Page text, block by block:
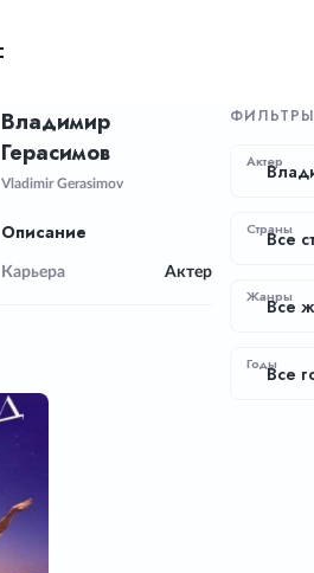
Владимир
Герасимов
Vladimir Gerasimov
Описание
Карьера Актер
ФИЛЬТРЫ
Актер
Страны
Все
Жанры
Все
ГодыВсе